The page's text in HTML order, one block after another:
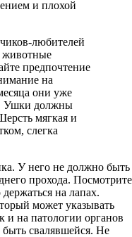
и плохой
любителей
животные
предпочтение
на
они уже
Ушки должны
мягкая и
слегка
У него не должно быть
прохода. Посмотрите
на лапах.
может указывать
и на патологии органов
свалявшейся. Не